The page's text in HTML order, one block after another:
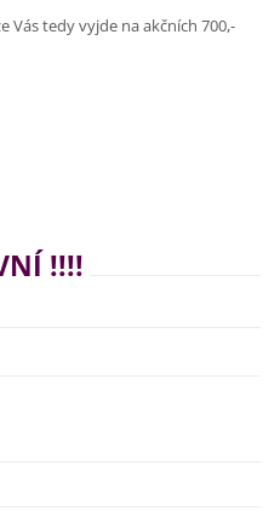
Vás tedy vyjde na akčních 700,-
!!!!